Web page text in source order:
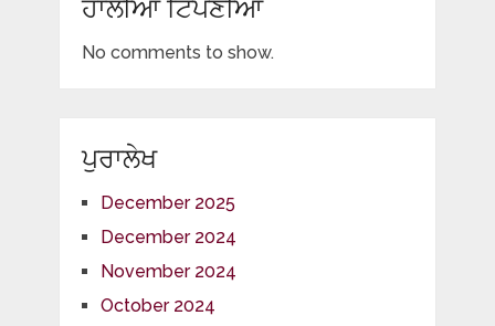
ਹਾਲੀਆ ਟਿੱਪਣੀਆਂ
No comments to show.
ਪੁਰਾਲੇਖ
December 2025
December 2024
November 2024
October 2024